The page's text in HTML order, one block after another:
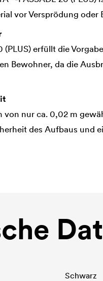
vor Versprödung
(PLUS) erfüllt die
Bewohner, da die
von nur ca. 0,02 m
des Aufbaus und
Schwarz